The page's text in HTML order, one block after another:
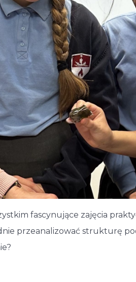
fascynujące zajęcia
przeanalizować strukturę